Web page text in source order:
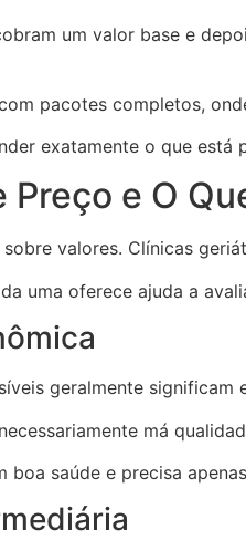
um valor base e
pacotes completos,
exatamente o que está
Preço e O
valores. Clínicas
uma oferece ajuda a
geralmente
má
boa saúde e precisa